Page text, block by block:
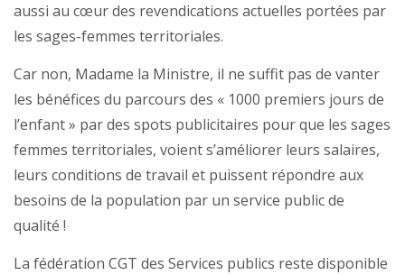
aussi au cœur des revendications actuelles portées par
les sages-femmes territoriales.
Car non, Madame la Ministre, il ne suffit pas de vanter
les bénéfices du parcours des « 1000 premiers jours de
l’enfant » par des spots publicitaires pour que les sages
femmes territoriales, voient s’améliorer leurs salaires,
leurs conditions de travail et puissent répondre aux
besoins de la population par un service public de
qualité !
La fédération CGT des Services publics reste disponible